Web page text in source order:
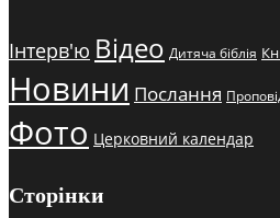
Інтерв'ю Відео Дитяча біблія
Новини Послання
Фото Церковний календар
Сторінки